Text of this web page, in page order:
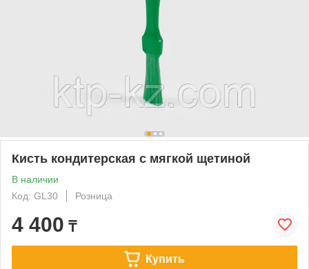
Кисть кондитерская с мягкой щетиной
В наличии
Код: GL30
Розница
4 400 ₸
Купить